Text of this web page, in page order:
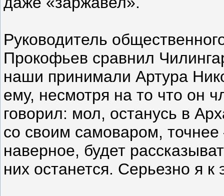
Руководитель
Прокофьев сравнил
наши принимали Артура
ему, несмотря на то что он
говорил: мол, останусь в
со своим самоваром,
наверное, будет
них останется. Серьезно я